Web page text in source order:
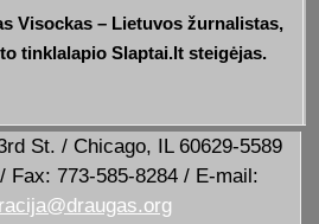
Visockas – Lietuvos žurnalistas,
tinklalapio Slaptai.lt steigėjas.
St. / Chicago, IL 60629-5589
Fax: 773-585-8284 / E-mail: